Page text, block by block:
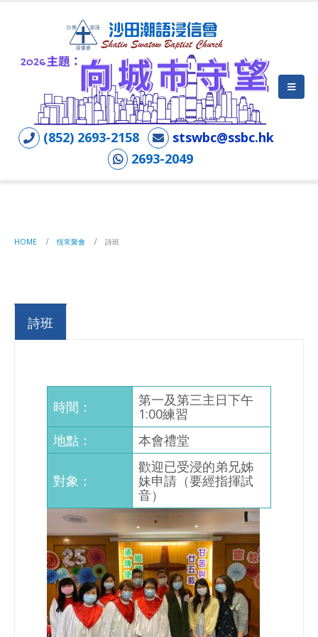
(852) 2693-2158
stswbc@ssbc.hk
2693-2049
HOME 恆常聚會 詩班
詩班
時間：
第一及第三主日下午
1:00練習
地點：
本會禮堂
對象：
歡迎已受浸的弟兄姊
妹申請（要經指揮試
音）